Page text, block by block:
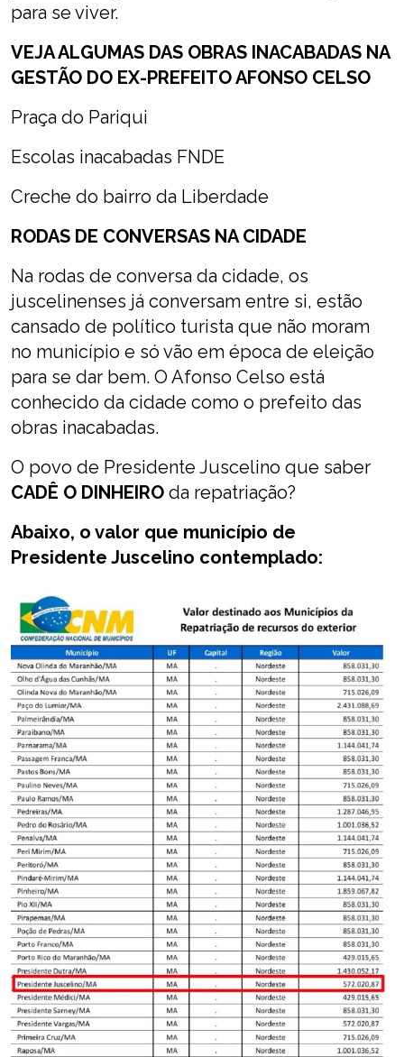
para se viver.
VEJA ALGUMAS DAS OBRAS INACABADAS NA
GESTÃO DO EX-PREFEITO AFONSO CELSO
Praça do Pariqui
Escolas inacabadas FNDE
Creche do bairro da Liberdade
RODAS DE CONVERSAS NA CIDADE
Na rodas de conversa da cidade, os
juscelinenses já conversam entre si, estão
cansado de político turista que não moram
no município e só vão em época de eleição
para se dar bem. O Afonso Celso está
conhecido da cidade como o prefeito das
obras inacabadas.
O povo de Presidente Juscelino que saber
CADÊ O DINHEIRO da repatriação?
Abaixo, o valor que município de
Presidente Juscelino contemplado: